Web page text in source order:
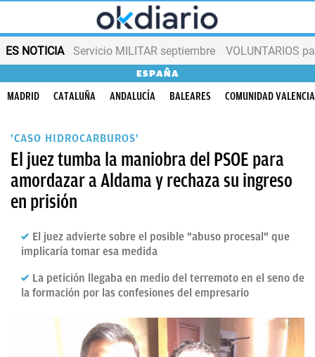
ES NOTICIA Servicio MILITAR septiembre VOLUNTARIOS
ESPAÑA
MADRID CATALUÑA ANDALUCÍA BALEARES COMUNIDAD
'CASO HIDROCARBUROS'
El juez tumba la maniobra del PSOE para
amordazar a Aldama y rechaza su ingreso
en prisión
El juez advierte sobre el posible "abuso procesal" que
implicaría tomar esa medida
La petición llegaba en medio del terremoto en el seno de
la formación por las confesiones del empresario